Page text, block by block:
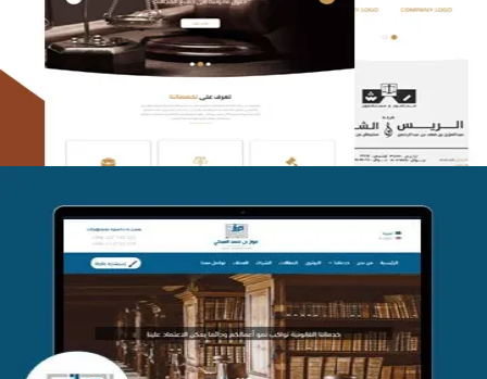
التفاصيل
موقع فواز المبكي للمحاماة
التفاصيل